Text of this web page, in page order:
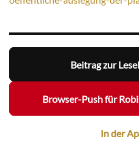
Beitrag zur
Browser-Push für
In der